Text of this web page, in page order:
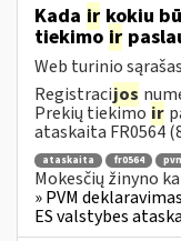
Kada ir kokiu
tiekimo ir
Web turinio sąrašas
Registracijos
Prekių tiekimo ir
ataskaita FR0564
ataskaita fr0564
Mokesčių žinyno
» PVM
ES valstybes